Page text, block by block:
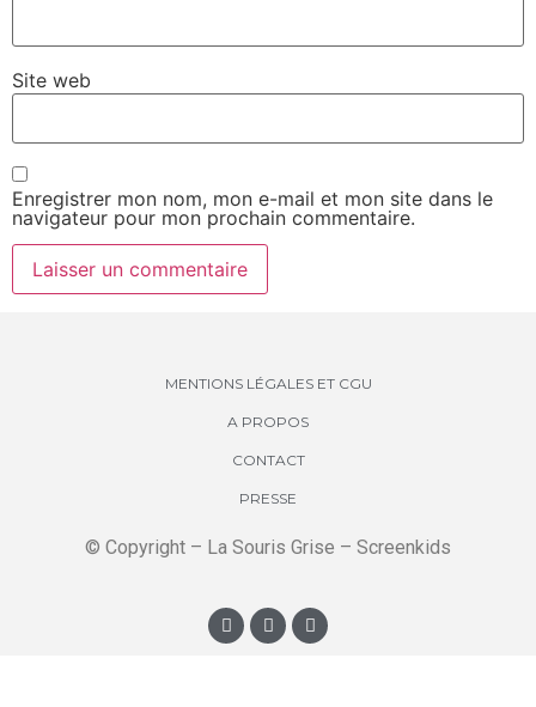
Site web
Enregistrer mon nom, mon e-mail et mon site dans le
navigateur pour mon prochain commentaire.
MENTIONS LÉGALES ET CGU
A PROPOS
CONTACT
PRESSE
© Copyright – La Souris Grise – Screenkids